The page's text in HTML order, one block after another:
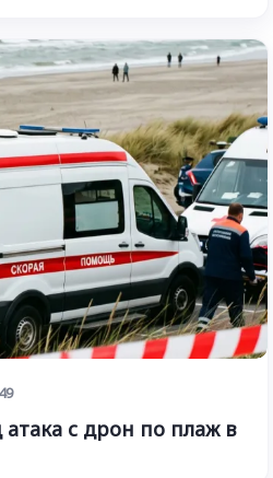
с дрон по плаж в